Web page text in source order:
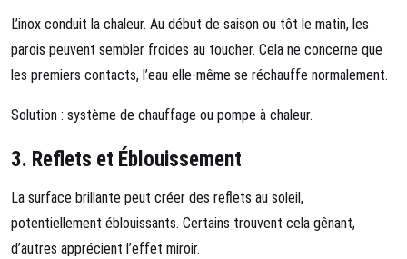
L’inox conduit la chaleur. Au début de saison ou tôt le matin, les
parois peuvent sembler froides au toucher. Cela ne concerne que
les premiers contacts, l’eau elle-même se réchauffe normalement.
Solution : système de chauffage ou pompe à chaleur.
3. Reflets et Éblouissement
La surface brillante peut créer des reflets au soleil,
potentiellement éblouissants. Certains trouvent cela gênant,
d’autres apprécient l’effet miroir.